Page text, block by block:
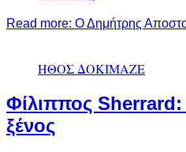
Read more: Ο Δημήτρης
ΗΘΟΣ ΔΟΚΙΜΑΖΕ
Φίλιππος Sherrard:
ξένος